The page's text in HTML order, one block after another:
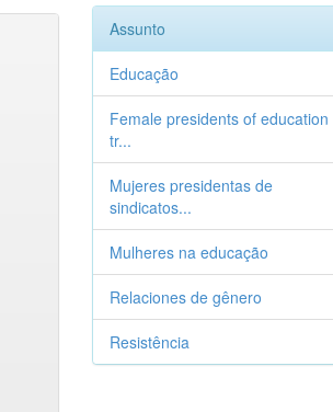
Assunto
Educação
Female presidents of education
tr...
Mujeres presidentas de
sindicatos...
Mulheres na educação
Relaciones de gênero
Resistência